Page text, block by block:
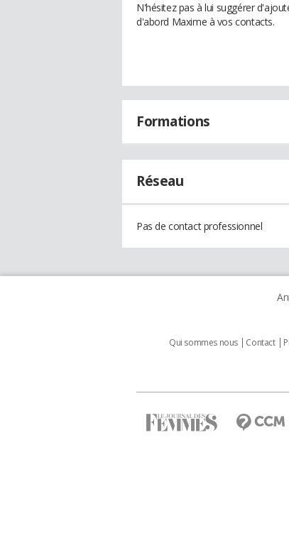
N'hésitez pas à lui suggérer
d'abord Maxime à vos contacts.
Formations
Réseau
Pas de contact professionnel
Qui sommes nous Contact